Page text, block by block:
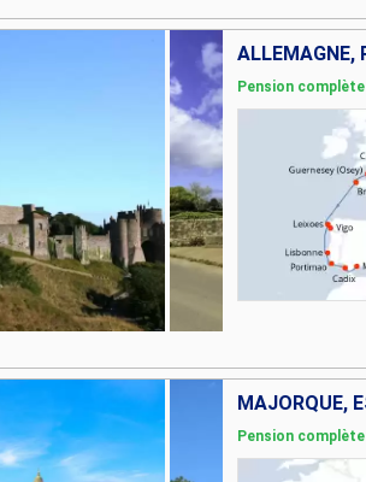
Pension complète
Pension complète